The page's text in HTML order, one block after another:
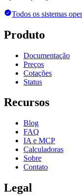
Todos os sistemas
Produto
Documentação
Preços
Cotações
Status
Recursos
Blog
FAQ
IA e MCP
Calculadoras
Sobre
Contato
Legal